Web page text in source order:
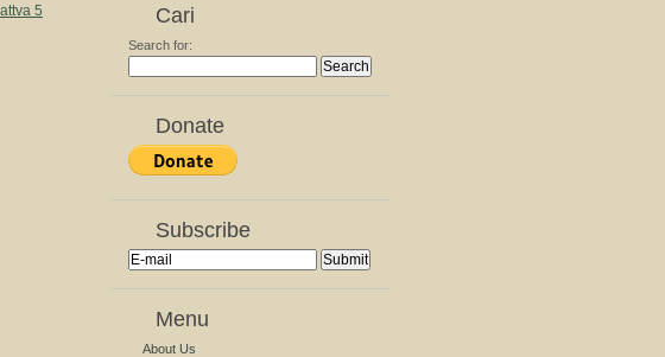
5
Cari
Search for:
Donate
Subscribe
Menu
About Us